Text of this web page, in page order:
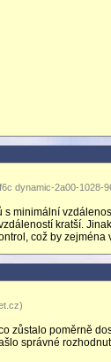
dynamic-2a00-
minimální
kratší.
což by
zůstalo poměrně
správné